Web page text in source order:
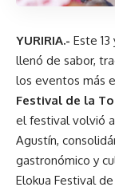
YURIRIA.- Este
llenó de sabor,
los eventos más
Festival de la
el festival volvió
Agustín,
gastronómico y
Elokua Festival